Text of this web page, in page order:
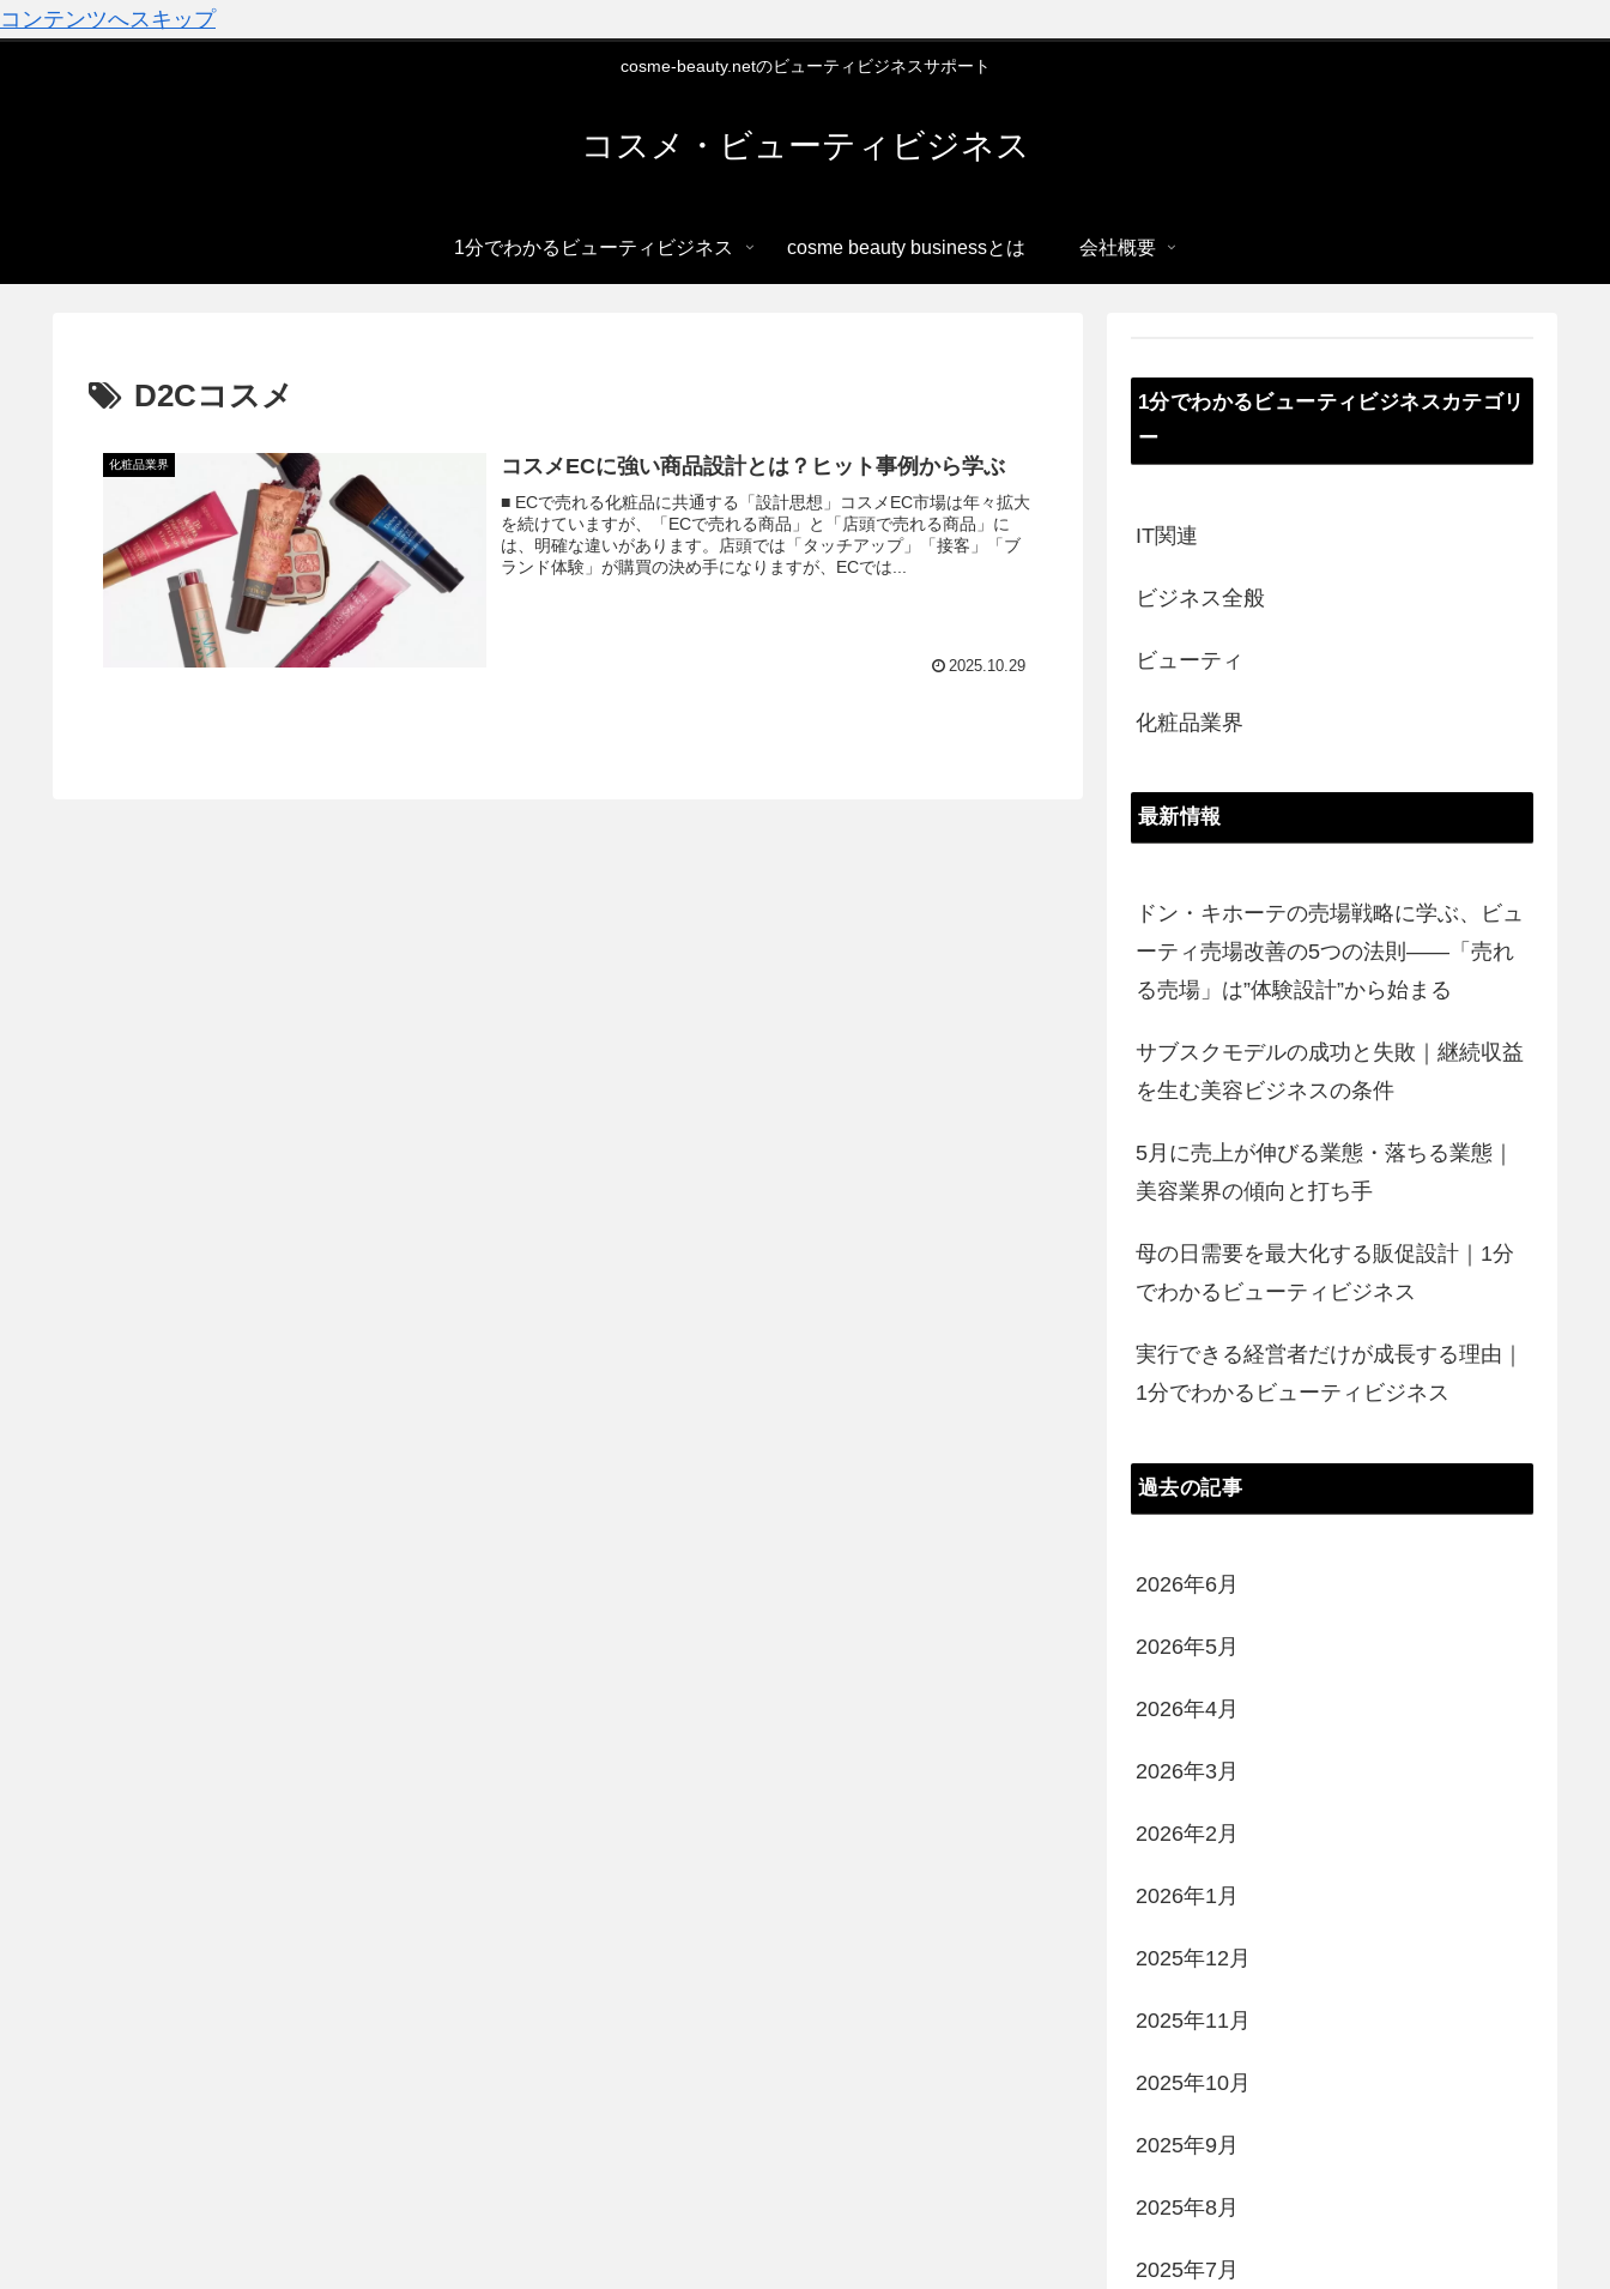
コンテンツへスキップ
cosme-beauty.netのビューティビジネスサポート
コスメ・ビューティビジネス
1分でわかるビューティビジネス cosme beauty businessとは 会社概要
D2Cコスメ
化粧品業界 コスメECに強い商品設計とは？ヒット事例から学ぶ
■ ECで売れる化粧品に共通する「設計思想」コスメEC市場は年々拡大
を続けていますが、「ECで売れる商品」と「店頭で売れる商品」に
は、明確な違いがあります。店頭では「タッチアップ」「接客」「ブ
ランド体験」が購買の決め手になりますが、ECでは...
2025.10.29
1分でわかるビューティビジネスカテゴリ
ー
IT関連
ビジネス全般
ビューティ
化粧品業界
最新情報
ドン・キホーテの売場戦略に学ぶ、ビュ
ーティ売場改善の5つの法則――「売れ
る売場」は”体験設計”から始まる
サブスクモデルの成功と失敗｜継続収益
を生む美容ビジネスの条件
5月に売上が伸びる業態・落ちる業態｜
美容業界の傾向と打ち手
母の日需要を最大化する販促設計｜1分
でわかるビューティビジネス
実行できる経営者だけが成長する理由｜
1分でわかるビューティビジネス
過去の記事
2026年6月
2026年5月
2026年4月
2026年3月
2026年2月
2026年1月
2025年12月
2025年11月
2025年10月
2025年9月
2025年8月
2025年7月